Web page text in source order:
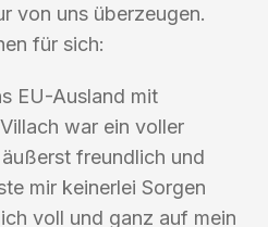
von uns überzeugen.
für sich:
EU-Ausland mit
war ein voller
freundlich und
mir keinerlei Sorgen
voll und ganz auf mein